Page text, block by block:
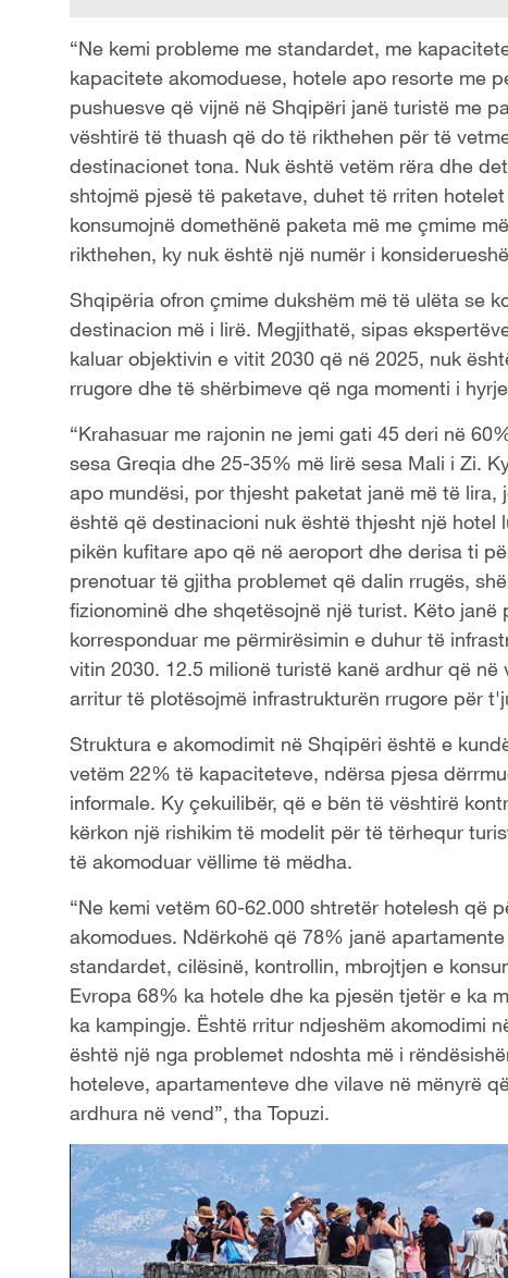
“Ne kemi probleme me standardet, me
kapacitete akomoduese, hotele apo resorte me
pushuesve që vijnë në Shqipëri janë turistë me
vështirë të thuash që do të rikthehen për të
destinacionet tona. Nuk është vetëm rëra dhe
shtojmë pjesë të paketave, duhet të rriten
konsumojnë domethënë paketa më me çmime
rikthehen, ky nuk është një numër i
Shqipëria ofron çmime dukshëm më të ulëta se
destinacion më i lirë. Megjithatë, sipas
kaluar objektivin e vitit 2030 që në 2025, nuk
rrugore dhe të shërbimeve që nga momenti i
“Krahasuar me rajonin ne jemi gati 45 deri në
sesa Greqia dhe 25-35% më lirë sesa Mali i Zi.
apo mundësi, por thjesht paketat janë më të
është që destinacioni nuk është thjesht një
pikën kufitare apo që në aeroport dhe derisa ti
prenotuar të gjitha problemet që dalin rrugës,
fizionominë dhe shqetësojnë një turist. Këto
korresponduar me përmirësimin e duhur të
vitin 2030. 12.5 milionë turistë kanë ardhur që
arritur të plotësojmë infrastrukturën rrugore për
Struktura e akomodimit në Shqipëri është e
vetëm 22% të kapaciteteve, ndërsa pjesa
informale. Ky çekuilibër, që e bën të vështirë
kërkon një rishikim të modelit për të tërhequr
të akomoduar vëllime të mëdha.
“Ne kemi vetëm 60-62.000 shtretër hotelesh që
akomodues. Ndërkohë që 78% janë
standardet, cilësinë, kontrollin, mbrojtjen e
Evropa 68% ka hotele dhe ka pjesën tjetër e ka
ka kampingje. Është rritur ndjeshëm akomodimi
është një nga problemet ndoshta më i
hoteleve, apartamenteve dhe vilave në mënyrë
ardhura në vend”, tha Topuzi.